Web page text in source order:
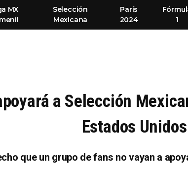
MX
Selección
Mexicana
París
2024
1
a Selección
Estados Unidos
que un grupo de fans no vayan a